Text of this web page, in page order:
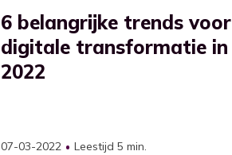
6 belangrijke trends voor
digitale transformatie in
2022
07-03-2022 Leestijd 5 min.